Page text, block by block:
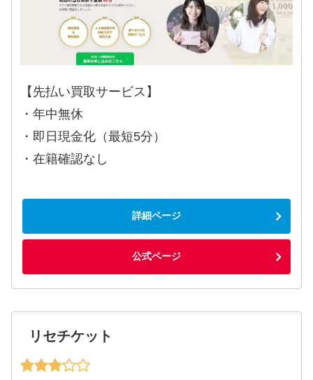
【先払い買取サービス】
・年中無休
・即日現金化（最短5分）
・在籍確認なし
詳細ページ
公式ページ
リセチケット